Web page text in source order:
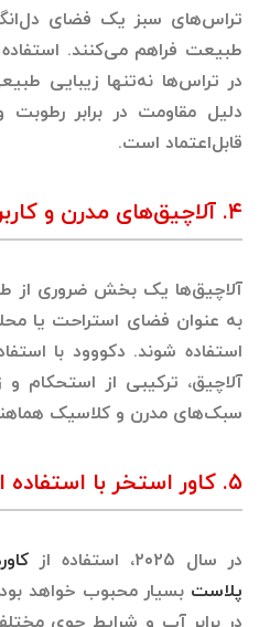
تراس‌های سبز یک فضای
طبیعت فراهم می‌کنند. استفاده
در تراس‌ها نه‌تنها زیبایی
دلیل مقاومت در برابر
قابل‌اعتماد است.
۴. آلاچیق‌های مدرن و کاربردی
آلاچیق‌ها یک بخش ضروری از
به عنوان فضای استراحت یا
استفاده شوند. دکووود با
آلاچیق، ترکیبی از استحکام و
سبک‌های مدرن و کلاسیک
۵. کاور استخر با استفاده از چوب پلاست
در سال ۲۰۲۵، استفاده از
پلاست بسیار محبوب خواهد